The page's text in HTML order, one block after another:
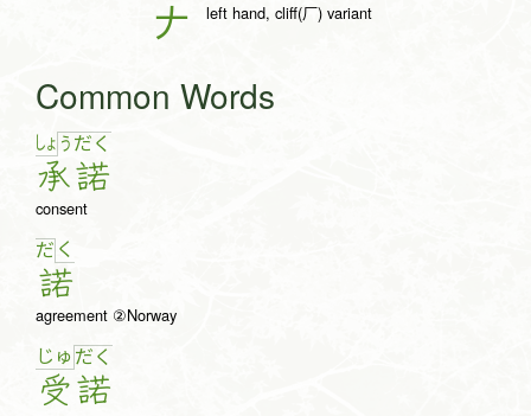
𠂇 left hand, cliff(厂) variant
Common Words
しょ う
承
だ く
諾
consent
だ く
諾
agreement ②Norway
じゅ
受
だ く
諾